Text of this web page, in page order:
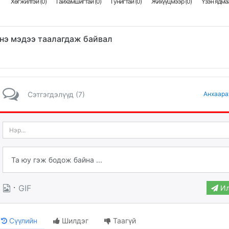
мэдээ таалагдаж байвал
Сэтгэгдэлүүд (7)
· GIF
Сүүлийн Шилдэг Таагүй